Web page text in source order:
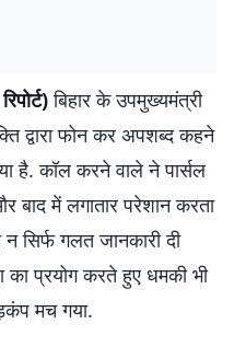
बिहार के उपमुख्यमंत्री
द्वारा फोन कर अपशब्द कहने
है. कॉल करने वाले ने पार्सल
बाद में लगातार परेशान करता
सिर्फ गलत जानकारी दी
का प्रयोग करते हुए धमकी भी
मच गया.